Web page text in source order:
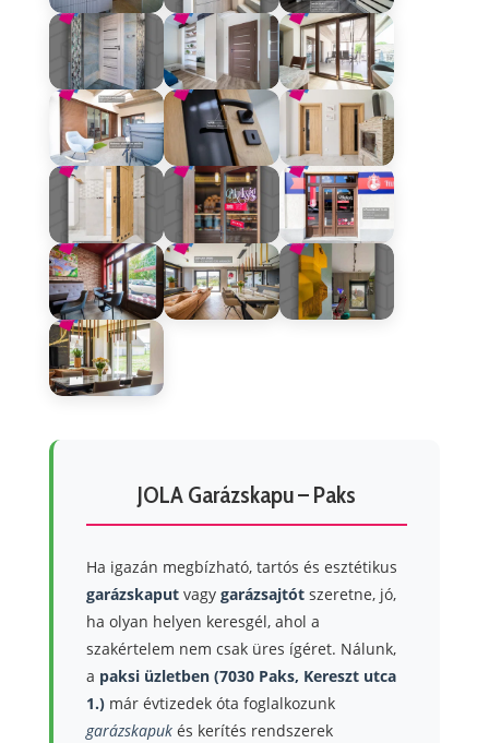
JOLA Garázskapu – Paks
Ha igazán megbízható, tartós és esztétikus
garázskaputvagy garázsajtótszeretne, jó,
ha olyan helyen keresgél, ahol a
szakértelem nem csak üres ígéret. Nálunk,
a paksi üzletben (7030 Paks, Kereszt utca
1.)már évtizedek óta foglalkozunk
garázskapukés kerítés rendszerek